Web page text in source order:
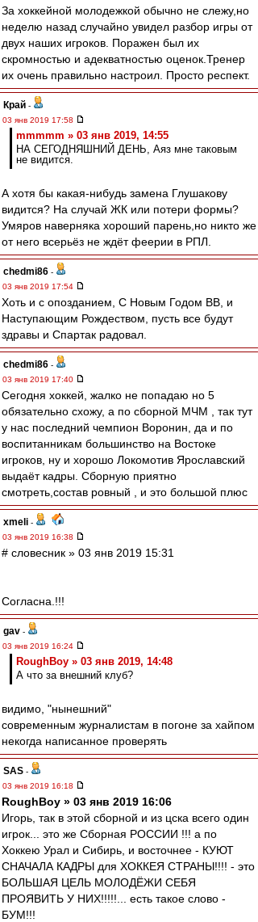
За хоккейной молодежкой обычно не слежу,но
неделю назад случайно увидел разбор игры от
двух наших игроков. Поражен был их
скромностью и адекватностью оценок.Тренер
их очень правильно настроил. Просто респект.
Край -
03 янв 2019 17:58
mmmmm » 03 янв 2019, 14:55
НА СЕГОДНЯШНИЙ ДЕНЬ, Аяз мне таковым
не видится.
А хотя бы какая-нибудь замена Глушакову
видится? На случай ЖК или потери формы?
Умяров наверняка хороший парень,но никто же
от него всерьёз не ждёт феерии в РПЛ.
chedmi86 -
03 янв 2019 17:54
Хоть и с опозданием, С Новым Годом ВВ, и
Наступающим Рождеством, пусть все будут
здравы и Спартак радовал.
chedmi86 -
03 янв 2019 17:40
Сегодня хоккей, жалко не попадаю но 5
обязательно схожу, а по сборной МЧМ , так тут
у нас последний чемпион Воронин, да и по
воспитанникам большинство на Востоке
игроков, ну и хорошо Локомотив Ярославский
выдаёт кадры. Сборную приятно
смотреть,состав ровный , и это большой плюс
xmeli -
03 янв 2019 16:38
# словесник » 03 янв 2019 15:31
Согласна.!!!
gav -
03 янв 2019 16:24
RoughBoy » 03 янв 2019, 14:48
А что за внешний клуб?
видимо, "нынешний"
современным журналистам в погоне за хайпом
некогда написанное проверять
SAS -
03 янв 2019 16:18
RoughBoy » 03 янв 2019 16:06
Игорь, так в этой сборной и из цска всего один
игрок... это же Сборная РОССИИ !!! а по
Хоккею Урал и Сибирь, и восточнее - КУЮТ
СНАЧАЛА КАДРЫ для ХОККЕЯ СТРАНЫ!!!! - это
БОЛЬШАЯ ЦЕЛЬ МОЛОДЁЖИ СЕБЯ
ПРОЯВИТЬ У НИХ!!!!!... есть такое слово -
БУМ!!!